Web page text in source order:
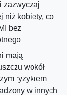
zazwyczaj
niż kobiety, co
bez
mają
wokół
ryzykiem
w innych